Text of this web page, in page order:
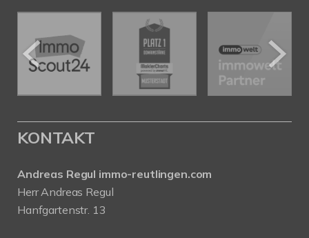
KONTAKT
Andreas Regul immo-reutlingen.com
Herr Andreas Regul
Hanfgartenstr. 13